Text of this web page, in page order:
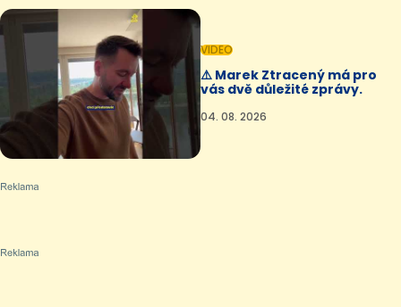
VIDEO
⚠️ Marek Ztracený má pro
vás dvě důležité zprávy.
04. 08. 2026